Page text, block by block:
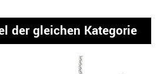
der gleichen Kategorie